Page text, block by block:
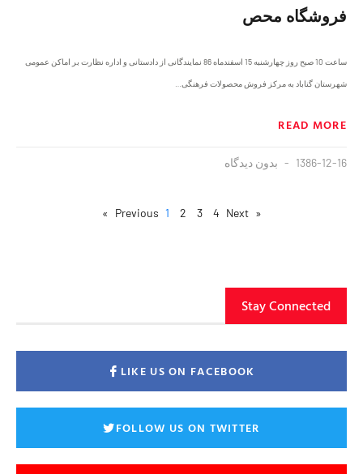
فروشگاه محص
ساعت 10 صبح روز چهارشنبه 15 اسفندماه 86 نمایندگانی از دادستانی و اداره نظارت بر اماکن عمومی
شهرستان گناباد به مرکز فروش محصولات فرهنگی…
READ MORE
1386-12-16 بدون دیدگاه
« Previous
1 2 3 4 Next »
Stay Connected
LIKE US ON FACEBOOK
FOLLOW US ON TWITTER